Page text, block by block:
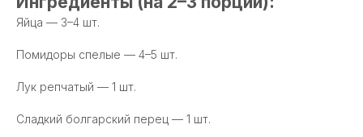
Яйца — 3–4 шт.
Помидоры спелые — 4–5 шт.
Лук репчатый — 1 шт.
Сладкий болгарский перец — 1 шт.